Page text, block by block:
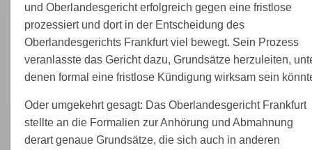
und Oberlandesgericht erfolgreich gegen eine fristlose
prozessiert und dort in der Entscheidung des
Oberlandesgerichts Frankfurt viel bewegt. Sein Prozess
veranlasste das Gericht dazu, Grundsätze herzuleiten,
denen formal eine fristlose Kündigung wirksam sein
Oder umgekehrt gesagt: Das Oberlandesgericht Frankfurt
stellte an die Formalien zur Anhörung und Abmahnung
derart genaue Grundsätze, die sich auch in anderen